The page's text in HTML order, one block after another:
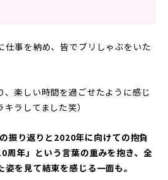
仕事を納め、皆でブリしゃぶをいた
、楽しい時間を過ごせたように感じ
ラしてました笑）
振り返りと2020年に向けての抱負
周年」という言葉の重みを抱き、全
を見て結束を感じる一面も。